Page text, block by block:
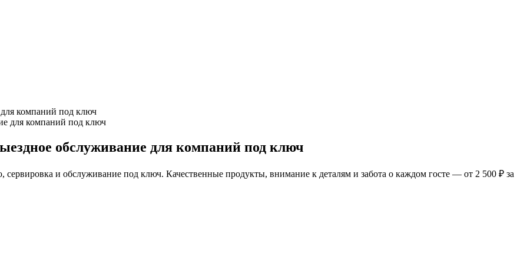
компаний под ключ
обслуживание для компаний под ключ
и обслуживание под ключ. Качественные продукты, внимание к деталям и забота о каждом госте — от 2 500 ₽ за